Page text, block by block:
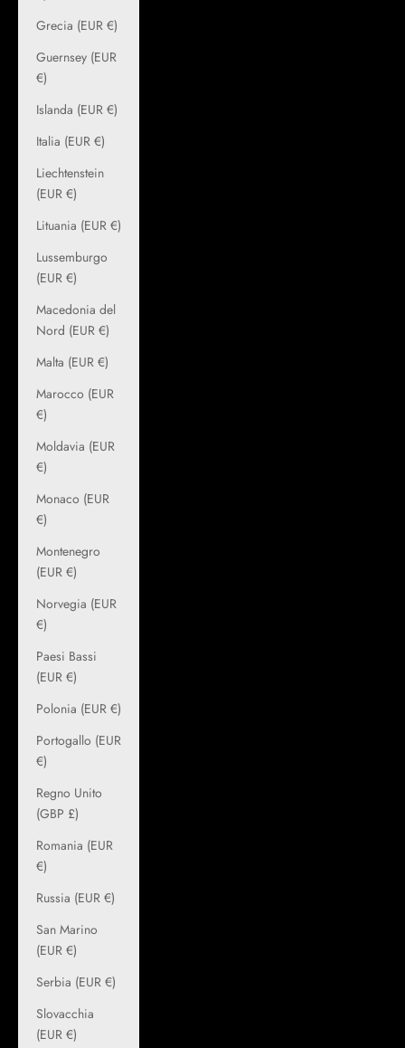
Grecia (EUR €)
Guernsey (EUR
€)
Islanda (EUR €)
Italia (EUR €)
Liechtenstein
(EUR €)
Lituania (EUR €)
Lussemburgo
(EUR €)
Macedonia del
Nord (EUR €)
Malta (EUR €)
Marocco (EUR
€)
Moldavia (EUR
€)
Monaco (EUR
€)
Montenegro
(EUR €)
Norvegia (EUR
€)
Paesi Bassi
(EUR €)
Polonia (EUR €)
Portogallo (EUR
€)
Regno Unito
(GBP £)
Romania (EUR
€)
Russia (EUR €)
San Marino
(EUR €)
Serbia (EUR €)
Slovacchia
(EUR €)